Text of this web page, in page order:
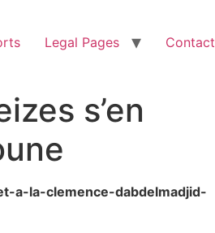
Legal Pages Contact
s’en
a-la-clemence-dabdelmadjid-